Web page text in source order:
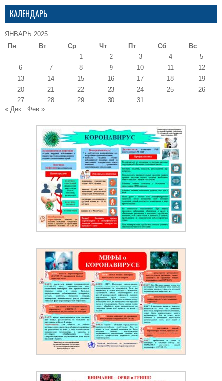
КАЛЕНДАРЬ
ЯНВАРЬ 2025
Пн
Вт Ср Чт Пт Сб
Вс
1
2 3 4
5
6
7 8 9 10 11
12
13
14 15 16 17 18
19
20
21 22 23 24 25
26
27
28 29 30
31
« Дек
Фев »